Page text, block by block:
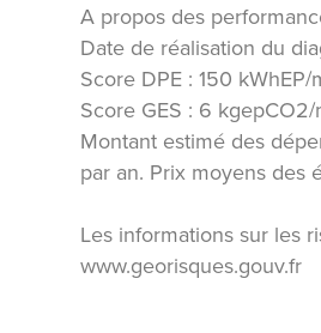
A propos des
Date de réalisation du
Score DPE : 150 kWhEP/
Score GES : 6 kgepCO2/
Montant estimé des
par an. Prix moyens des
Les informations sur les
www.georisques.gouv.fr